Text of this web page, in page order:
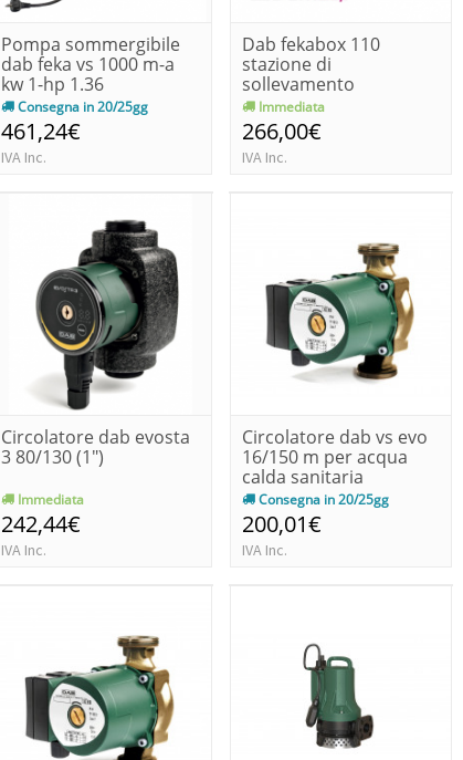
Pompa sommergibile
dab feka vs 1000 m-a
kw 1-hp 1.36
Consegna in 20/25gg
461,24€
IVA Inc.
Dab fekabox 110
stazione di
sollevamento
Immediata
266,00€
IVA Inc.
Circolatore dab evosta
3 80/130 (1")
Immediata
242,44€
IVA Inc.
Circolatore dab vs evo
16/150 m per acqua
calda sanitaria
Consegna in 20/25gg
200,01€
IVA Inc.